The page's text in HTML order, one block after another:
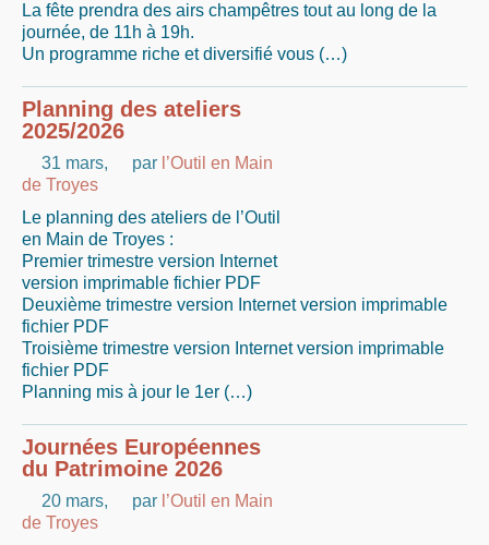
La fête prendra des airs champêtres tout au long de la
journée, de 11h à 19h.
Un programme riche et diversifié vous (…)
Planning des ateliers
2025/2026
31 mars, par l’Outil en Main
de Troyes
Le planning des ateliers de l’Outil
en Main de Troyes :
Premier trimestre version Internet
version imprimable fichier PDF
Deuxième trimestre version Internet version imprimable
fichier PDF
Troisième trimestre version Internet version imprimable
fichier PDF
Planning mis à jour le 1er (…)
Journées Européennes
du Patrimoine 2026
20 mars, par l’Outil en Main
de Troyes